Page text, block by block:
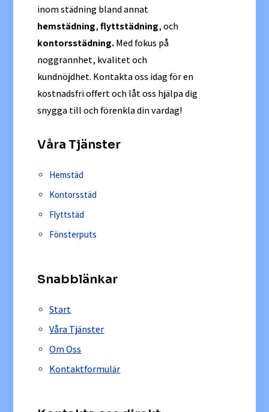
inom städning bland annat
hemstädning,flyttstädning, och
kontorsstädning.Med fokus på
noggrannhet, kvalitet och
kundnöjdhet. Kontakta oss idag för en
kostnadsfri offert och låt oss hjälpa dig
snygga till och förenkla din vardag!
Våra Tjänster
Hemstäd
Kontorsstäd
Flyttstäd
Fönsterputs
Snabblänkar
Start
Våra Tjänster
Om Oss
Kontaktformulär